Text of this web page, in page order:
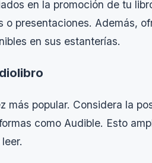
en la promoción de tu
presentaciones. Además,
en sus estanterías.
más popular. Considera la
como Audible. Esto